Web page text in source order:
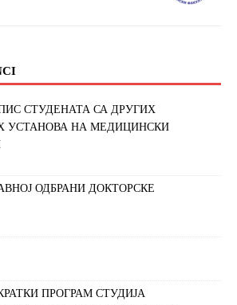
СТУДЕНАТА СА ДРУГИХ
УСТАНОВА НА МЕДИЦИНСКИ
ОДБРАНИ ДОКТОРСКЕ
ПРОГРАМ СТУДИЈА